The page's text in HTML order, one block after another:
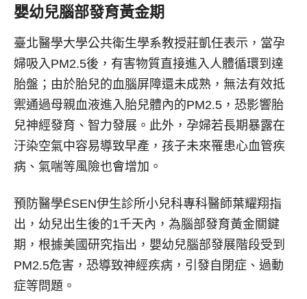
嬰幼兒腦部發育黃金期
臺北醫學大學公共衛生學系教授莊凱任表示，當孕
婦吸入PM2.5後，有害物質直接進入人體循環到達
胎盤；由於胎兒的血腦屏障還未成熟，無法有效抵
禦通過母親血液進入胎兒體內的PM2.5，恐影響胎
兒神經發育、智力發展。此外，孕婦若長期暴露在
汙染空氣中容易導致早產，孩子未來罹患心血管疾
病、氣喘等風險也會增加。
預防醫學ĒSEN伊生診所小兒科專科醫師葉耀翔指
出，幼兒出生後的1千天內，為腦部發育黃金關鍵
期，根據美國研究指出，嬰幼兒腦部發展階段受到
PM2.5危害，恐導致神經疾病，引發自閉症、過動
症等問題。